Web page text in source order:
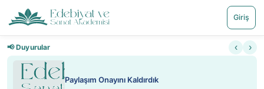
Giriş
📢 Duyurular ‹ ›
Kaldırdık